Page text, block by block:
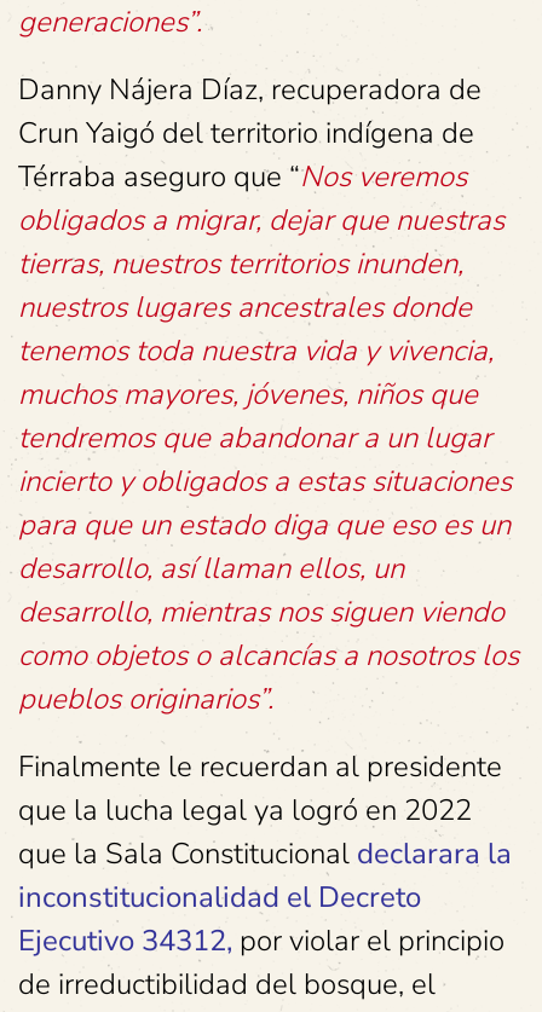
generaciones”.
Danny Nájera Díaz, recuperadora de
Crun Yaigó del territorio indígena de
Térraba aseguro que “Nos veremos
obligados a migrar, dejar que nuestras
tierras, nuestros territorios inunden,
nuestros lugares ancestrales donde
tenemos toda nuestra vida y vivencia,
muchos mayores, jóvenes, niños que
tendremos que abandonar a un lugar
incierto y obligados a estas situaciones
para que un estado diga que eso es un
desarrollo, así llaman ellos, un
desarrollo, mientras nos siguen viendo
como objetos o alcancías a nosotros los
pueblos originarios”.
Finalmente le recuerdan al presidente
que la lucha legal ya logró en 2022
que la Sala Constitucional declarara la
inconstitucionalidad el Decreto
Ejecutivo 34312, por violar el principio
de irreductibilidad del bosque, el